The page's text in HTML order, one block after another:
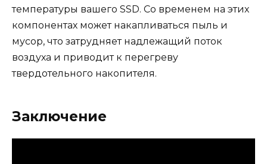
температуры вашего SSD. Со временем на этих
компонентах может накапливаться пыль и
мусор, что затрудняет надлежащий поток
воздуха и приводит к перегреву
твердотельного накопителя.
Заключение